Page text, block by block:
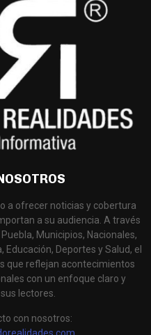
a ofrecer noticias y cobertura
a su audiencia. A través
Municipios, Nacionales,
Educación, Deportes y Salud, el
que reflejan acontecimientos
con un enfoque claro y
lectores.
con nosotros: